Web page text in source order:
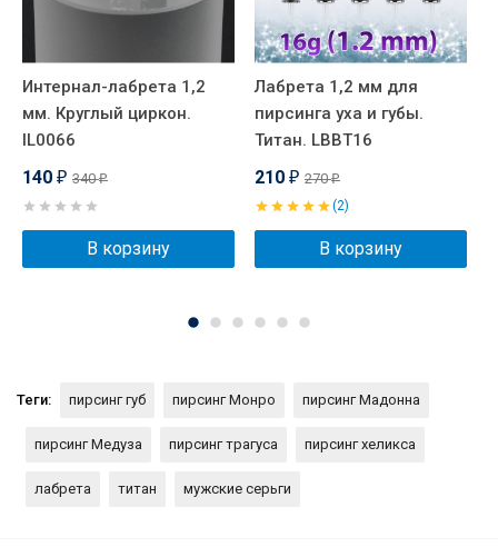
Интернал-лабрета 1,2
мм. Круглый циркон.
IL0066
140 ₽ 340₽
В корзину
Лабрета 1,2 мм для
пирсинга уха и губы.
Титан. LBBT16
210 ₽ 270₽
(2)
В корзину
Теги: пирсинг губ пирсинг Монро пирсинг Мадонна
пирсинг Медуза пирсинг трагуса пирсинг хеликса
лабрета титан мужские серьги